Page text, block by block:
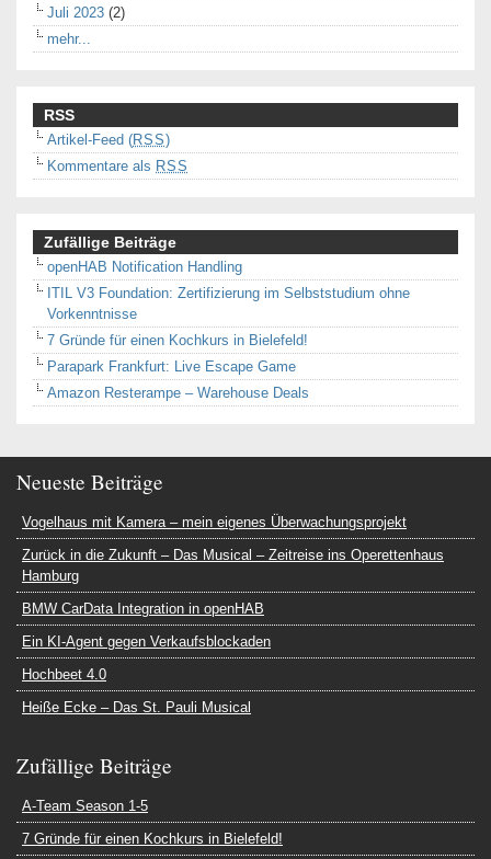
Juli 2023 (2)
mehr...
RSS
Artikel-Feed (RSS)
Kommentare als RSS
Zufällige Beiträge
openHAB Notification Handling
ITIL V3 Foundation: Zertifizierung im Selbststudium ohne
Vorkenntnisse
7 Gründe für einen Kochkurs in Bielefeld!
Parapark Frankfurt: Live Escape Game
Amazon Resterampe – Warehouse Deals
Neueste Beiträge
Vogelhaus mit Kamera – mein eigenes Überwachungsprojekt
Zurück in die Zukunft – Das Musical – Zeitreise ins Operettenhaus
Hamburg
BMW CarData Integration in openHAB
Ein KI-Agent gegen Verkaufsblockaden
Hochbeet 4.0
Heiße Ecke – Das St. Pauli Musical
Zufällige Beiträge
A-Team Season 1-5
7 Gründe für einen Kochkurs in Bielefeld!